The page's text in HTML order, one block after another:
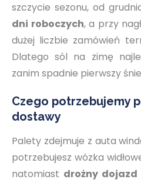
szczycie sezonu, od
dni roboczych, a przy
dużej liczbie zamówień
Dlatego sól na zimę
zanim spadnie pierwszy
Czego potrzebujemy
dostawy
Palety zdejmuje z auta
potrzebujesz wózka
natomiast drożny dojazd